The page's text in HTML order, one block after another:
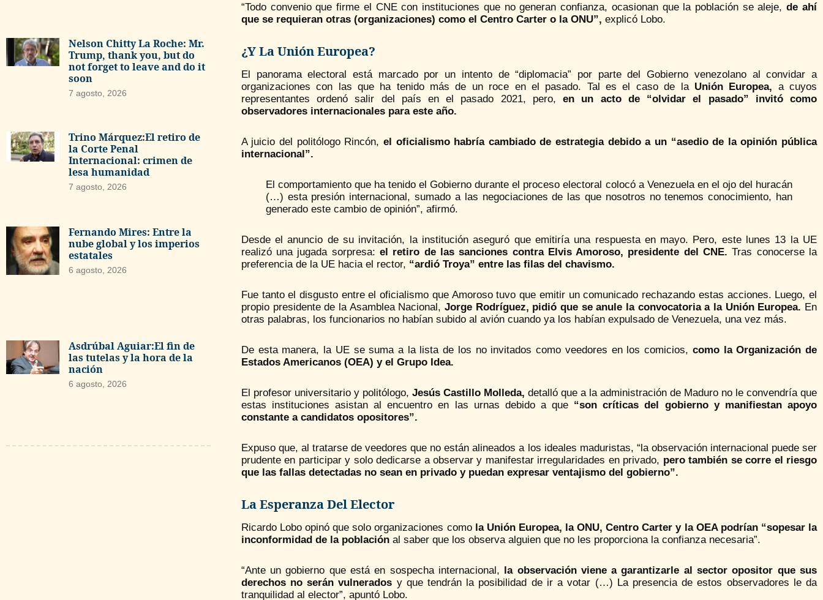
Nelson Chitty La Roche: Mr.
Trump, thank you, but do
not forget to leave and do it
soon
7 agosto, 2026
Trino Márquez:El retiro de
la Corte Penal
Internacional: crimen de
lesa humanidad
7 agosto, 2026
Fernando Mires: Entre la
nube global y los imperios
estatales
6 agosto, 2026
Asdrúbal Aguiar:El fin de
las tutelas y la hora de la
nación
6 agosto, 2026
“Todo convenio que firme el CNE con instituciones que no generan confianza, ocasionan que la población se aleje,de ahí
que se requieran otras (organizaciones) como el Centro Carter o la ONU”, explicó Lobo.
¿Y La Unión Europea?
El panorama electoral está marcado por un intento de “diplomacia” por parte del Gobierno venezolano al convidar a
organizaciones con las que ha tenido más de un roce en el pasado. Tal es el caso de laUnión Europea, a cuyos
representantes ordenó salir del país en el pasado 2021, pero,en un acto de “olvidar el pasado” invitó como
observadores internacionales para este año.
A juicio del politólogo Rincón, el oficialismo habría cambiado de estrategia debido a un “asedio de la opinión pública
internacional”.
El comportamiento que ha tenido el Gobierno durante el proceso electoral colocó a Venezuela en el ojo del huracán
(…) esta presión internacional, sumado a las negociaciones de las que nosotros no tenemos conocimiento, han
generado este cambio de opinión”, afirmó.
Desde el anuncio de su invitación, la institución aseguró que emitiría una respuesta en mayo. Pero, este lunes 13 la UE
realizó una jugada sorpresa:el retiro de las sanciones contra Elvis Amoroso, presidente del CNE. Tras conocerse la
preferencia de la UE hacia el rector, “ardió Troya” entre las filas del chavismo.
Fue tanto el disgusto entre el oficialismo que Amoroso tuvo que emitir un comunicado rechazando estas acciones. Luego, el
propio presidente de la Asamblea Nacional, Jorge Rodríguez, pidió que se anule la convocatoria a la Unión Europea. En
otras palabras, los funcionarios no habían subido al avión cuando ya los habían expulsado de Venezuela, una vez más.
De esta manera, la UE se suma a la lista de los no invitados como veedores en los comicios, como la Organización de
Estados Americanos (OEA) y el Grupo Idea.
El profesor universitario y politólogo, Jesús Castillo Molleda, detalló que a la administración de Maduro no le convendría que
estas instituciones asistan al encuentro en las urnas debido a que “son críticas del gobierno y manifiestan apoyo
constante a candidatos opositores”.
Expuso que, al tratarse de veedores que no están alineados a los ideales maduristas, “la observación internacional puede ser
prudente en participar y solo dedicarse a observar y manifestar irregularidades en privado, pero también se corre el riesgo
que las fallas detectadas no sean en privado y puedan expresar ventajismo del gobierno”.
La Esperanza Del Elector
Ricardo Lobo opinó que solo organizaciones como la Unión Europea, la ONU, Centro Carter y la OEA podrían “sopesar la
inconformidad de la poblaciónal saber que los observa alguien que no les proporciona la confianza necesaria”.
“Ante un gobierno que está en sospecha internacional, la observación viene a garantizarle al sector opositor que sus
derechos no serán vulnerados y que tendrán la posibilidad de ir a votar (…) La presencia de estos observadores le da
tranquilidad al elector”, apuntó Lobo.